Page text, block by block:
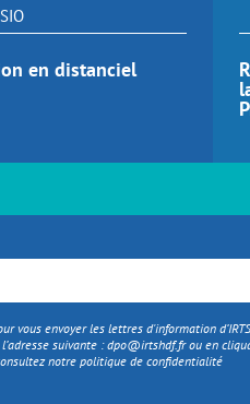
en distanciel
vous envoyer les lettres d'information
suivante :dpo@irtshdf.frou en
notre politique de confidentialité